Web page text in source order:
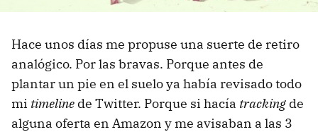
Hace unos días me propuse una suerte de retiro
analógico. Por las bravas. Porque antes de
plantar un pie en el suelo ya había revisado todo
mi timeline de Twitter. Porque si hacía tracking de
alguna oferta en Amazon y me avisaban a las 3